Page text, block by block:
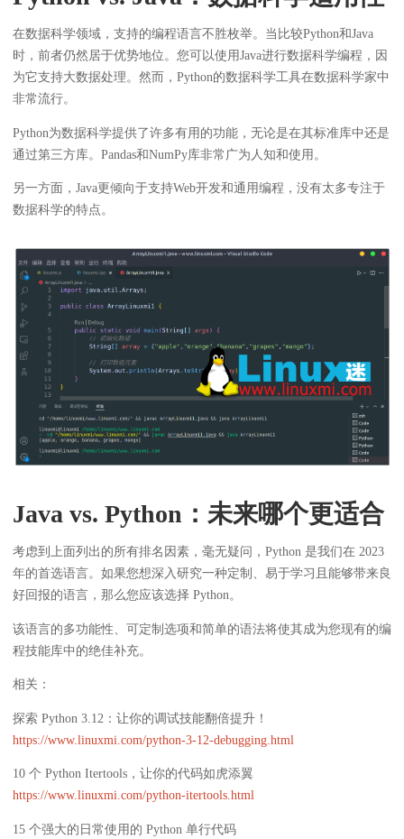
在数据科学领域，支持的编程语言不胜枚举。当比较Python和Java
时，前者仍然居于优势地位。您可以使用Java进行数据科学编程，因
为它支持大数据处理。然而，Python的数据科学工具在数据科学家中
非常流行。
Python为数据科学提供了许多有用的功能，无论是在其标准库中还是
通过第三方库。Pandas和NumPy库非常广为人知和使用。
另一方面，Java更倾向于支持Web开发和通用编程，没有太多专注于
数据科学的特点。
Java vs. Python：未来哪个更适合
考虑到上面列出的所有排名因素，毫无疑问，Python 是我们在 2023
年的首选语言。如果您想深入研究一种定制、易于学习且能够带来良
好回报的语言，那么您应该选择 Python。
该语言的多功能性、可定制选项和简单的语法将使其成为您现有的编
程技能库中的绝佳补充。
相关：
探索 Python 3.12：让你的调试技能翻倍提升！
https://www.linuxmi.com/python-3-12-debugging.html
10 个 Python Itertools，让你的代码如虎添翼
https://www.linuxmi.com/python-itertools.html
15 个强大的日常使用的 Python 单行代码